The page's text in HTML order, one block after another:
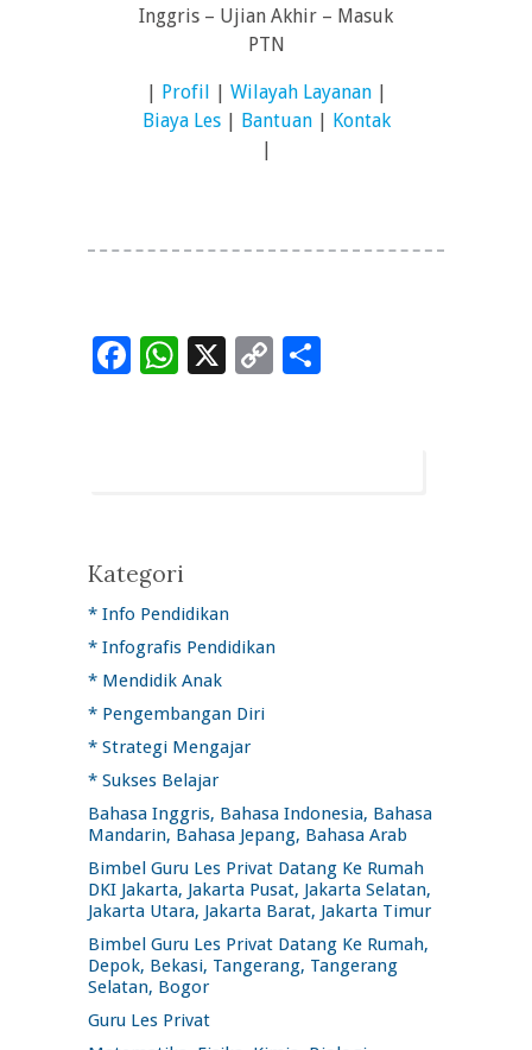
Inggris – Ujian Akhir – Masuk
PTN
| Profil | Wilayah Layanan|
Biaya Les| Bantuan| Kontak
|
Facebook
WhatsApp
X
Copy
Kategori
* Info Pendidikan
* Infografis Pendidikan
* Mendidik Anak
* Pengembangan Diri
* Strategi Mengajar
* Sukses Belajar
Bahasa Inggris, Bahasa Indonesia, Bahasa
Mandarin, Bahasa Jepang, Bahasa Arab
Bimbel Guru Les Privat Datang Ke Rumah
DKI Jakarta, Jakarta Pusat, Jakarta Selatan,
Jakarta Utara, Jakarta Barat, Jakarta Timur
Bimbel Guru Les Privat Datang Ke Rumah,
Depok, Bekasi, Tangerang, Tangerang
Selatan, Bogor
Guru Les Privat